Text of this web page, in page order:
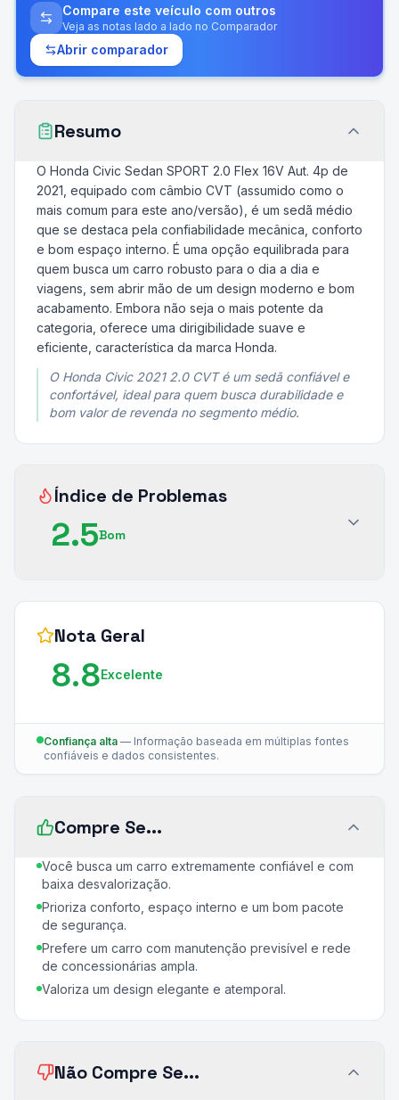
Compare este veículo com outros
Veja as notas lado a lado no Comparador
Abrir comparador
Resumo
O Honda Civic Sedan SPORT 2.0 Flex 16V Aut. 4p de
2021, equipado com câmbio CVT (assumido como o
mais comum para este ano/versão), é um sedã médio
que se destaca pela confiabilidade mecânica, conforto
e bom espaço interno. É uma opção equilibrada para
quem busca um carro robusto para o dia a dia e
viagens, sem abrir mão de um design moderno e bom
acabamento. Embora não seja o mais potente da
categoria, oferece uma dirigibilidade suave e
eficiente, característica da marca Honda.
O Honda Civic 2021 2.0 CVT é um sedã confiável e
confortável, ideal para quem busca durabilidade e
bom valor de revenda no segmento médio.
Índice de Problemas
2.5Bom
Nota Geral
8.8Excelente
Confiança alta — Informação baseada em múltiplas fontes
confiáveis e dados consistentes.
Compre Se...
Você busca um carro extremamente confiável e com
baixa desvalorização.
Prioriza conforto, espaço interno e um bom pacote
de segurança.
Prefere um carro com manutenção previsível e rede
de concessionárias ampla.
Valoriza um design elegante e atemporal.
Não Compre Se...